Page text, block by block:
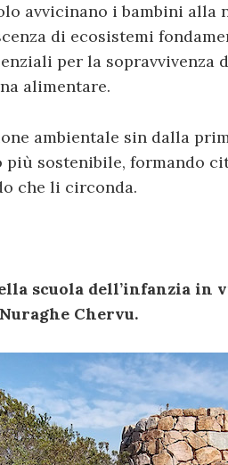
avvicinano i bambini alla
di ecosistemi
per la sopravvivenza
alimentare.
ambientale sin dalla
sostenibile, formando
che li circonda.
scuola dell’infanzia in
Chervu.